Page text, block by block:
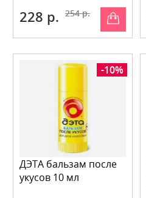
228 р. 254 р.
-10%
ДЭТА бальзам после
укусов 10 мл